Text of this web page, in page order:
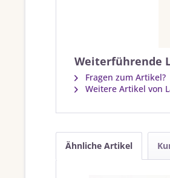
Weiterführende
Fragen zum Artikel?
Weitere Artikel von
Ähnliche Artikel